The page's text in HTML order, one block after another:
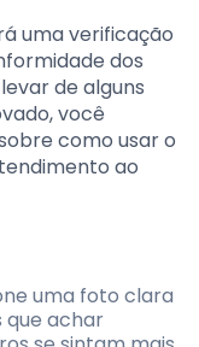
uma verificação
dos
de alguns
você
como usar o
ao
uma foto clara
que achar